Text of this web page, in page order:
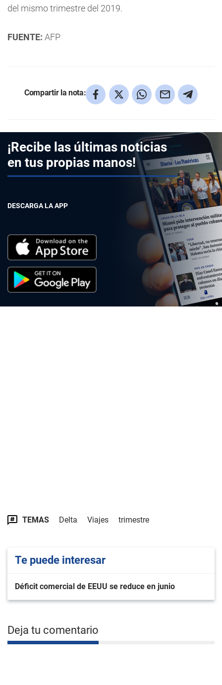
del mismo trimestre del 2019.
FUENTE: AFP
Compartir la nota:
¡Recibe las últimas noticias
en tus propias manos!
DESCARGA LA APP
TEMAS Delta Viajes trimestre
Te puede interesar
Déficit comercial de EEUU se reduce en junio
Deja tu comentario